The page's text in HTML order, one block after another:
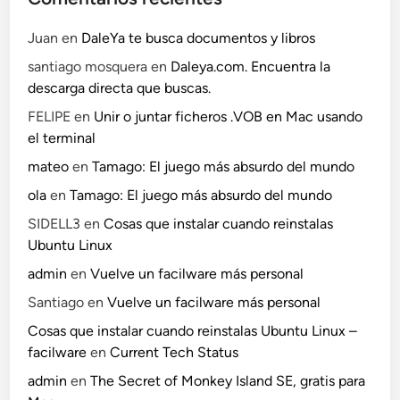
Juan en DaleYa te busca documentos y libros
santiago mosquera en Daleya.com. Encuentra la
descarga directa que buscas.
FELIPE en Unir o juntar ficheros .VOB en Mac usando
el terminal
mateo enTamago: El juego más absurdo del mundo
ola enTamago: El juego más absurdo del mundo
SIDELL3 enCosas que instalar cuando reinstalas
Ubuntu Linux
admin enVuelve un facilware más personal
Santiago enVuelve un facilware más personal
Cosas que instalar cuando reinstalas Ubuntu Linux –
facilware enCurrent Tech Status
admin enThe Secret of Monkey Island SE, gratis para